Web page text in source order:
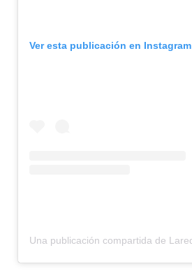
Ver esta publicación en Instagram